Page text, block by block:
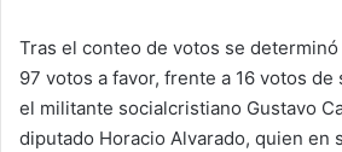
Tras el conteo de votos se
97 votos a favor, frente a 16 votos
el militante socialcristiano Gustavo
diputado Horacio Alvarado, quien en